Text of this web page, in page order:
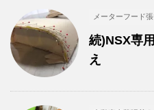
メーターフード張
続)NSX専
え